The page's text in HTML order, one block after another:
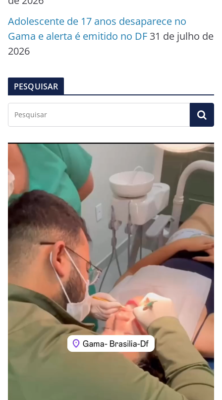
Adolescente de 17 anos desaparece no
Gama e alerta é emitido no DF 31 de julho de
2026
PESQUISAR